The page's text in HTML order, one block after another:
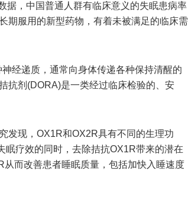
据，中国普通人群有临床意义的失眠患病率
期服用的新型药物，有着未被满足的临床需
经递质，通常向身体传递各种保持清醒的
抗剂(DORA)是一类经过临床检验的、安
发现，OX1R和OX2R具有不同的生理功
疗效的同时，去除拮抗OX1R带来的潜在
而改善患者睡眠质量，包括加快入睡速度